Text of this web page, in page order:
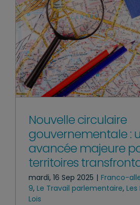
Nouvelle circulaire
gouvernementale :
avancée majeure
territoires
mardi, 16 Sep 2025 | Franco-
9, Le Travail parlementaire,
Lois